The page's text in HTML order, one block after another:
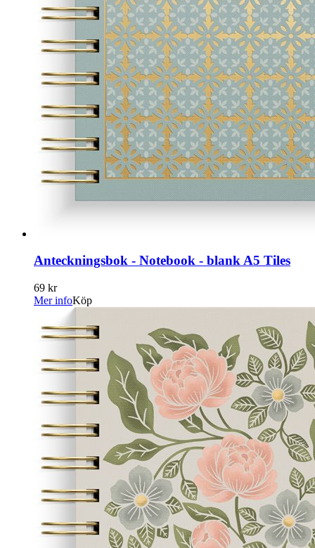
Anteckningsbok - Notebook - blank A5 Tiles
69 kr
Mer infoKöp